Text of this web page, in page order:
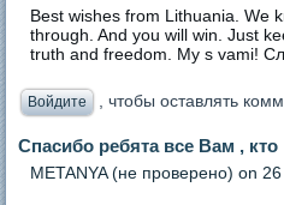
Best wishes from Lithuania. We
through. And you will win. Just
truth and freedom. My s vami!
Войдите , чтобы оставлять
Спасибо ребята все Вам , кто
METANYA (не проверено) on